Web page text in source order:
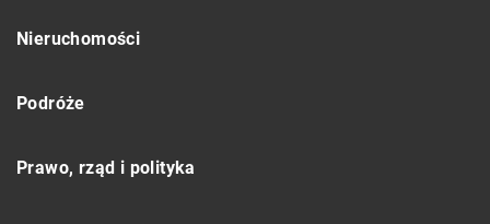
Nieruchomości
Podróże
Prawo, rząd i polityka